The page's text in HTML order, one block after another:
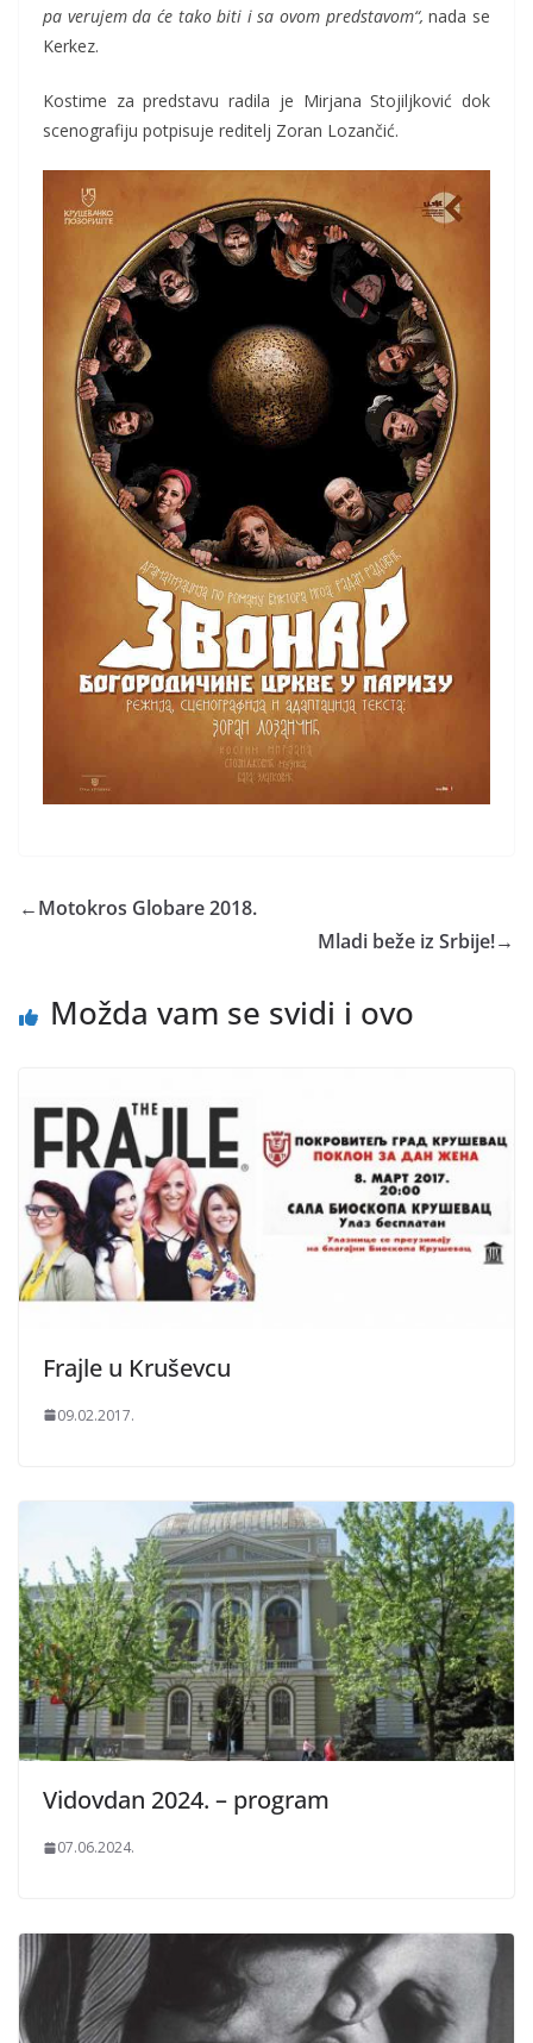
pa verujem da će tako biti i sa ovom predstavom“, nada se
Kerkez.
Kostime za predstavu radila je Mirjana Stojiljković dok
scenografiju potpisuje reditelj Zoran Lozančić.
←Motokros Globare 2018.
Mladi beže iz Srbije!→
Možda vam se svidi i ovo
Frajle u Kruševcu
09.02.2017.
Vidovdan 2024. – program
07.06.2024.